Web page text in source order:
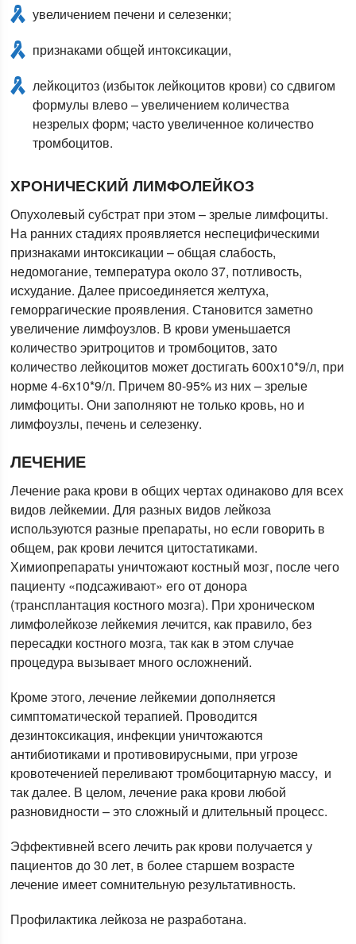
увеличением печени и селезенки;
признаками общей интоксикации,
лейкоцитоз (избыток лейкоцитов крови) со сдвигом
формулы влево – увеличением количества
незрелых форм; часто увеличенное количество
тромбоцитов.
ХРОНИЧЕСКИЙ ЛИМФОЛЕЙКОЗ
Опухолевый субстрат при этом – зрелые лимфоциты.
На ранних стадиях проявляется неспецифическими
признаками интоксикации – общая слабость,
недомогание, температура около 37, потливость,
исхудание. Далее присоединяется желтуха,
геморрагические проявления. Становится заметно
увеличение лимфоузлов. В крови уменьшается
количество эритроцитов и тромбоцитов, зато
количество лейкоцитов может достигать 600х10*9/л, при
норме 4-6х10*9/л. Причем 80-95% из них – зрелые
лимфоциты. Они заполняют не только кровь, но и
лимфоузлы, печень и селезенку.
ЛЕЧЕНИЕ
Лечение рака крови в общих чертах одинаково для всех
видов лейкемии. Для разных видов лейкоза
используются разные препараты, но если говорить в
общем, рак крови лечится цитостатиками.
Химиопрепараты уничтожают костный мозг, после чего
пациенту «подсаживают» его от донора
(трансплантация костного мозга). При хроническом
лимфолейкозе лейкемия лечится, как правило, без
пересадки костного мозга, так как в этом случае
процедура вызывает много осложнений.
Кроме этого, лечение лейкемии дополняется
симптоматической терапией. Проводится
дезинтоксикация, инфекции уничтожаются
антибиотиками и противовирусными, при угрозе
кровотеченией переливают тромбоцитарную массу, и
так далее. В целом, лечение рака крови любой
разновидности – это сложный и длительный процесс.
Эффективней всего лечить рак крови получается у
пациентов до 30 лет, в более старшем возрасте
лечение имеет сомнительную результативность.
Профилактика лейкоза не разработана.